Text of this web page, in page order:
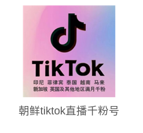
朝鲜tiktok直播千粉号